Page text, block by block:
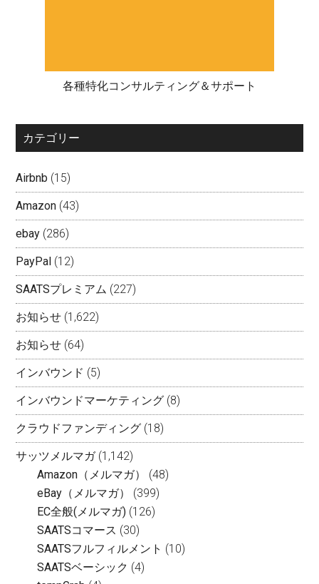
各種特化コンサルティング＆サポート
カテゴリー
Airbnb (15)
Amazon (43)
ebay (286)
PayPal (12)
SAATSプレミアム (227)
お知らせ (1,622)
お知らせ (64)
インバウンド (5)
インバウンドマーケティング (8)
クラウドファンディング (18)
サッツメルマガ(1,142)
Amazon（メルマガ）
(48)
eBay（メルマガ）
(399)
EC全般(メルマガ) (126)
SAATSコマース (30)
SAATSフルフィルメント (10)
SAATSベーシック (4)